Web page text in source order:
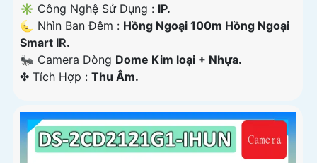
✳️ Công Nghệ Sử Dụng : IP.
🌜 Nhìn Ban Đêm : Hồng Ngoại 100m Hồng Ngoại
Smart IR.
🐜 Camera Dòng Dome Kim loại + Nhựa.
️✤ Tích Hợp : Thu Âm.